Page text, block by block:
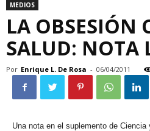
MEDIOS
LA OBSESIÓN
SALUD: NOTA
Por Enrique L. De Rosa - 06/04/2011
Una nota en el suplemento de